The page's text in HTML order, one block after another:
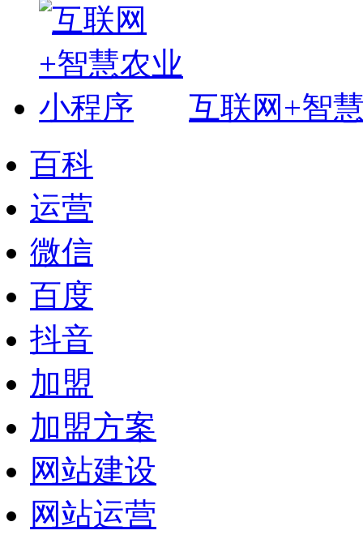
互联网+智
百科
运营
微信
百度
抖音
加盟
加盟方案
网站建设
网站运营